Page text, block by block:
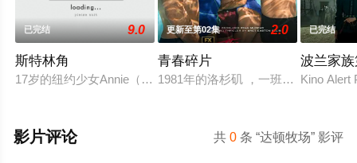
已完结 9.0
斯特林角
17岁的纽约少女Annie（艾拉·鲁宾 饰）和双胞胎哥哥由养父抚
更新至第02集 2.0
青春碎片
1981年的洛杉矶 ，一班精英名校的
已完结
波兰家
Kino Alert
共0 条 “达顿牧场” 影评
影片评论